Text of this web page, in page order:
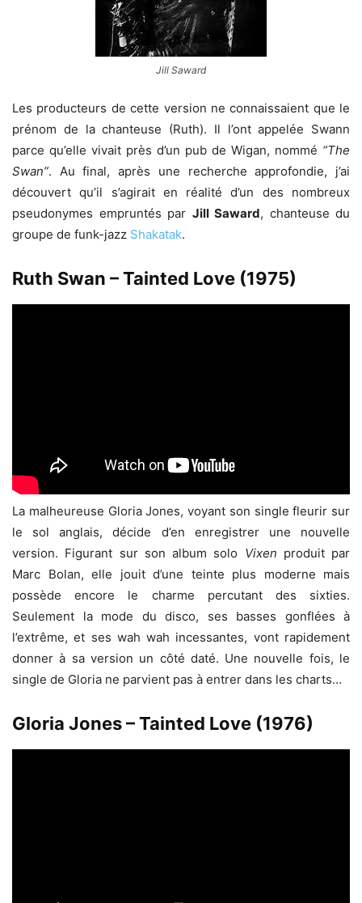
Jill Saward
Les producteurs de cette version ne connaissaient que le
prénom de la chanteuse (Ruth). Il l’ont appelée Swann
parce qu’elle vivait près d’un pub de Wigan, nommé “The
Swan”. Au final, après une recherche approfondie, j’ai
découvert qu’il s’agirait en réalité d’un des nombreux
pseudonymes empruntés par Jill Saward, chanteuse du
groupe de funk-jazz Shakatak.
Ruth Swan – Tainted Love (1975)
La malheureuse Gloria Jones, voyant son single fleurir sur
le sol anglais, décide d’en enregistrer une nouvelle
version. Figurant sur son album solo Vixen produit par
Marc Bolan, elle jouit d’une teinte plus moderne mais
possède encore le charme percutant des sixties.
Seulement la mode du disco, ses basses gonflées à
l’extrême, et ses wah wah incessantes, vont rapidement
donner à sa version un côté daté. Une nouvelle fois, le
single de Gloria ne parvient pas à entrer dans les charts…
Gloria Jones – Tainted Love (1976)